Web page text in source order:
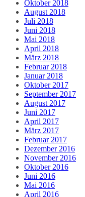
Oktober 2018
August 2018
Juli 2018
Juni 2018
Mai 2018
April 2018
März 2018
Februar 2018
Januar 2018
Oktober 2017
September 2017
August 2017
Juni 2017
April 2017
März 2017
Februar 2017
Dezember 2016
November 2016
Oktober 2016
Juni 2016
Mai 2016
April 2016